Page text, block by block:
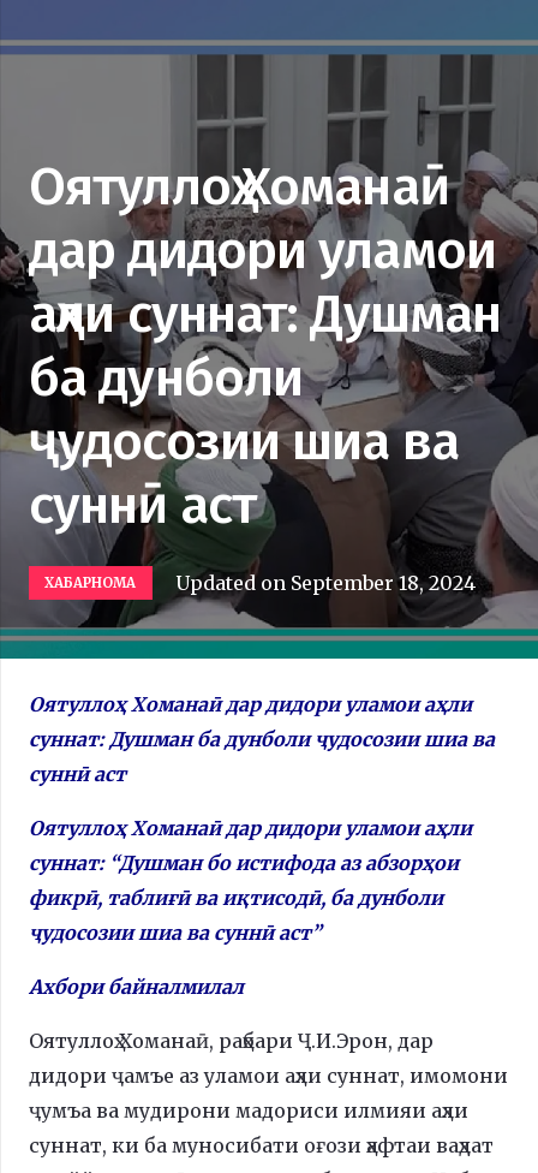
Оятуллоҳ Хоманаӣ
дар дидори уламои
аҳли суннат: Душман
ба дунболи
ҷудосозии шиа ва
суннӣ аст
ХАБАРНОМА Updated on September 18, 2024
Оятуллоҳ Хоманаӣ дар дидори уламои аҳли
суннат: Душман ба дунболи ҷудосозии шиа ва
суннӣ аст
Оятуллоҳ Хоманаӣ дар дидори уламои аҳли
суннат: “Душман бо истифода аз абзорҳои
фикрӣ, таблиғӣ ва иқтисодӣ, ба дунболи
ҷудосозии шиа ва суннӣ аст”
Ахбори байналмилал
Оятуллоҳ Хоманаӣ, раҳбари Ҷ.И.Эрон, дар
дидори ҷамъе аз уламои аҳли суннат, имомони
ҷумъа ва мудирони мадориси илмияи аҳли
суннат, ки ба муносибати оғози ҳафтаи ваҳдат